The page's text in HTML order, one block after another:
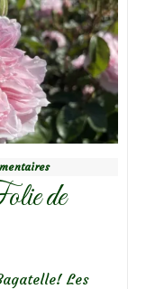
Focus
sur
le
rosier
Petite
de
Les